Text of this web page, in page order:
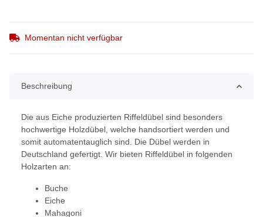
Momentan nicht verfügbar
Beschreibung
Die aus Eiche produzierten Riffeldübel sind besonders
hochwertige Holzdübel, welche handsortiert werden und
somit automatentauglich sind. Die Dübel werden in
Deutschland gefertigt. Wir bieten Riffeldübel in folgenden
Holzarten an:
Buche
Eiche
Mahagoni